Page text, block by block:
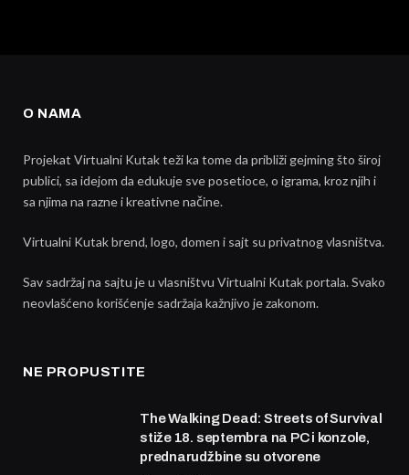
O NAMA
Projekat Virtualni Kutak teži ka tome da približi gejming što široj
publici, sa idejom da edukuje sve posetioce, o igrama, kroz njih i
sa njima na razne i kreativne načine.
Virtualni Kutak brend, logo, domen i sajt su privatnog vlasništva.
Sav sadržaj na sajtu je u vlasništvu Virtualni Kutak portala. Svako
neovlašćeno korišćenje sadržaja kažnjivo je zakonom.
NE PROPUSTITE
The Walking Dead: Streets of Survival
stiže 18. septembra na PC i konzole,
prednarudžbine su otvorene